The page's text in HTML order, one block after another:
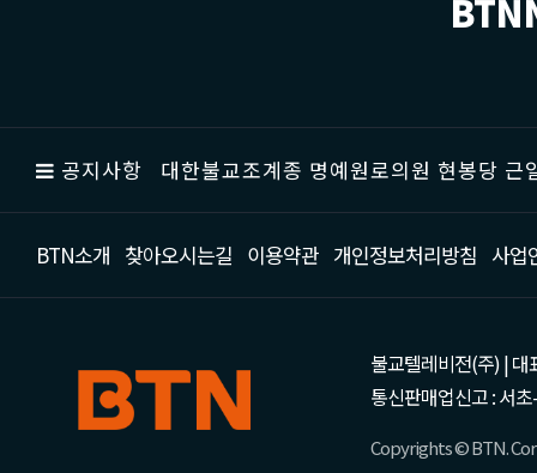
공지사항 대한불교조계종 명예원로의원 현봉당
BTN소개 찾아오시는길 이용약관 개인정보처리방침 사업
불교텔레비전(주) | 대
통신판매업신고 : 서
Copyrights © BTN.